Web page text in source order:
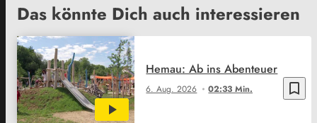
Das könnte Dich auch interessieren
bookmark_border
6. Aug. 2026 02:33 Min.
Hemau: Ab ins Abenteuer